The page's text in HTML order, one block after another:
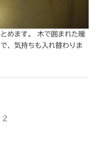
めます。 木で囲まれた暖
、気持ちも入れ替わりま
2